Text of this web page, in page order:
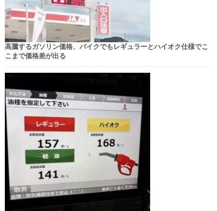
高騰するガソリン価格、バイクでもレギュラーとハイオク仕様でこ
こまで価格差が出る